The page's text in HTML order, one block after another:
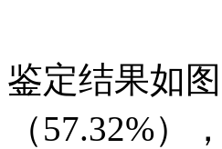
鉴定结果如
（57.32%